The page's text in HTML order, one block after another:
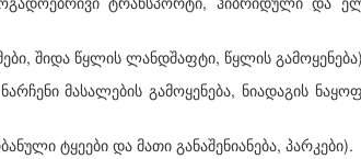
შიდა წყლის ლანდშაფტი, წყლის
მასალების გამოყენება, ნიადაგის
ტყეები და მათი განაშენიანება, პარკები).